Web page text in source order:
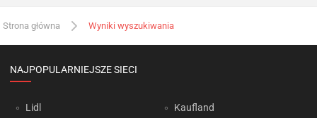
Strona główna Wyniki wyszukiwania
NAJPOPULARNIEJSZE SIECI
Lidl Kaufland